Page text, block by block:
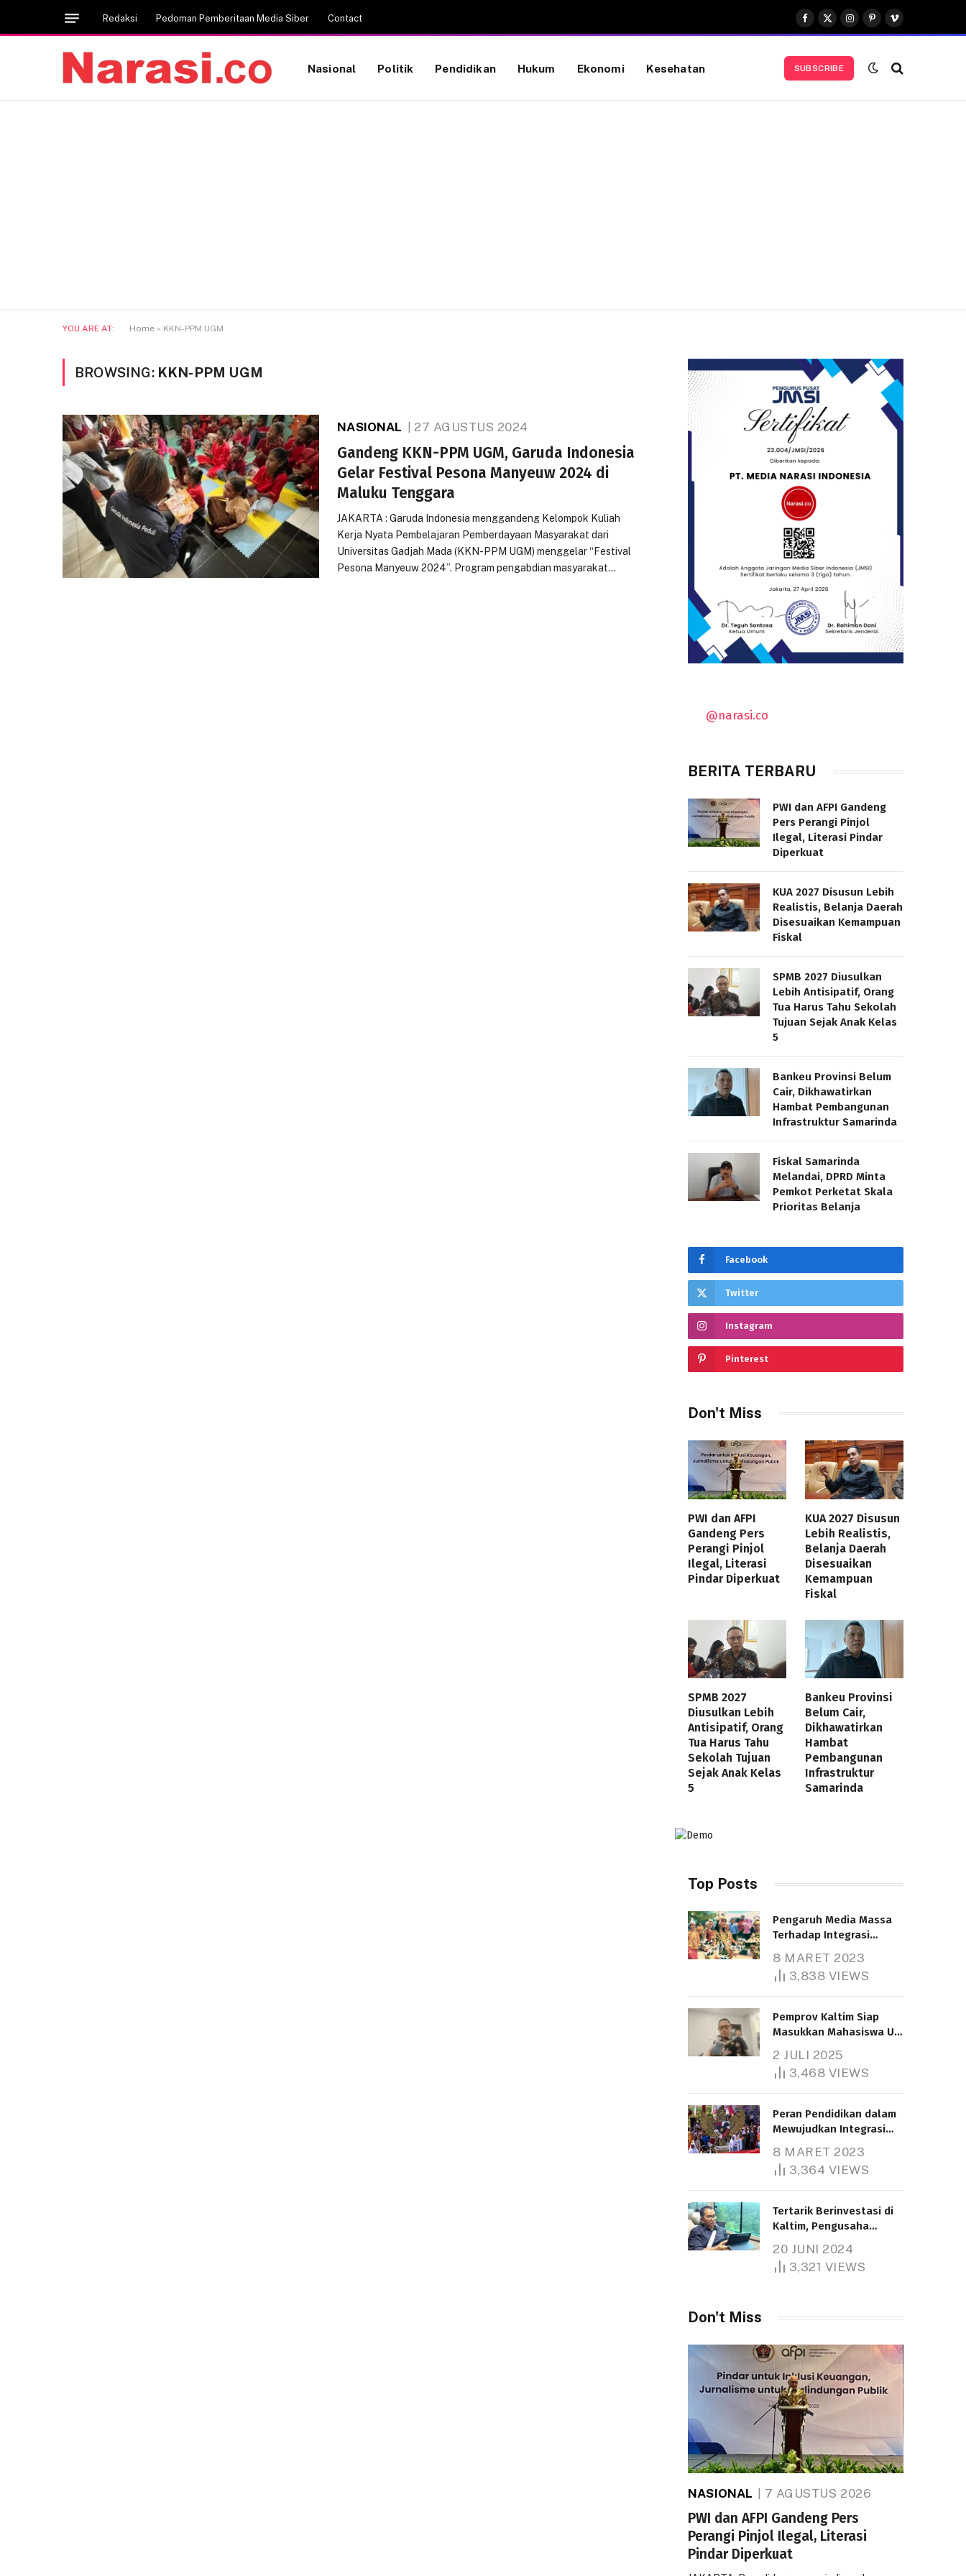
Redaksi Pedoman Pemberitaan Media Siber Contact
Facebook
X
(Twitter)
Instagram
Pinterest
Vimeo
Nasional Politik Pendidikan Hukum Ekonomi Kesehatan SUBSCRIBE
YOU ARE AT: Home » KKN-PPM UGM
BROWSING: KKN-PPM UGM
NASIONAL 27 AGUSTUS 2024
Gandeng KKN-PPM UGM, Garuda Indonesia
Gelar Festival Pesona Manyeuw 2024 di
Maluku Tenggara
JAKARTA : Garuda Indonesia menggandeng Kelompok Kuliah
Kerja Nyata Pembelajaran Pemberdayaan Masyarakat dari
Universitas Gadjah Mada (KKN-PPM UGM) menggelar “Festival
Pesona Manyeuw 2024”. Program pengabdian masyarakat…
@narasi.co
BERITA TERBARU
PWI dan AFPI Gandeng
Pers Perangi Pinjol
Ilegal, Literasi Pindar
Diperkuat
KUA 2027 Disusun Lebih
Realistis, Belanja Daerah
Disesuaikan Kemampuan
Fiskal
SPMB 2027 Diusulkan
Lebih Antisipatif, Orang
Tua Harus Tahu Sekolah
Tujuan Sejak Anak Kelas
5
Bankeu Provinsi Belum
Cair, Dikhawatirkan
Hambat Pembangunan
Infrastruktur Samarinda
Fiskal Samarinda
Melandai, DPRD Minta
Pemkot Perketat Skala
Prioritas Belanja
Facebook
Twitter
Instagram
Pinterest
Don't Miss
PWI dan AFPI
Gandeng Pers
Perangi Pinjol
Ilegal, Literasi
Pindar Diperkuat
KUA 2027 Disusun
Lebih Realistis,
Belanja Daerah
Disesuaikan
Kemampuan
Fiskal
SPMB 2027
Diusulkan Lebih
Antisipatif, Orang
Tua Harus Tahu
Sekolah Tujuan
Sejak Anak Kelas
5
Bankeu Provinsi
Belum Cair,
Dikhawatirkan
Hambat
Pembangunan
Infrastruktur
Samarinda
Top Posts
Pengaruh Media Massa
Terhadap Integrasi
8 MARET 2023
3,838 VIEWS
Pemprov Kaltim Siap
Masukkan Mahasiswa UT
Bantuan Pendidikan
Gratispol
2 JULI 2025
3,468 VIEWS
Peran Pendidikan dalam
Mewujudkan Integrasi
8 MARET 2023
3,364 VIEWS
Tertarik Berinvestasi di
Kaltim, Pengusaha
1.000 Hektare
20 JUNI 2024
3,321 VIEWS
Don't Miss
NASIONAL 7 AGUSTUS 2026
PWI dan AFPI Gandeng Pers
Perangi Pinjol Ilegal, Literasi
Pindar Diperkuat